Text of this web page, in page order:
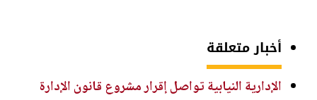
أخبار متعلقة
الإدارية النيابية تواصل إقرار مشروع قانون الإدارة